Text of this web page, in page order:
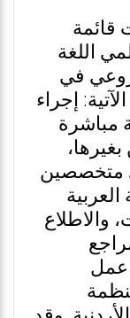
قائمة
اللغة
روعي في
إجراء
مباشرة
متخصصين
والاطلاع
عمل